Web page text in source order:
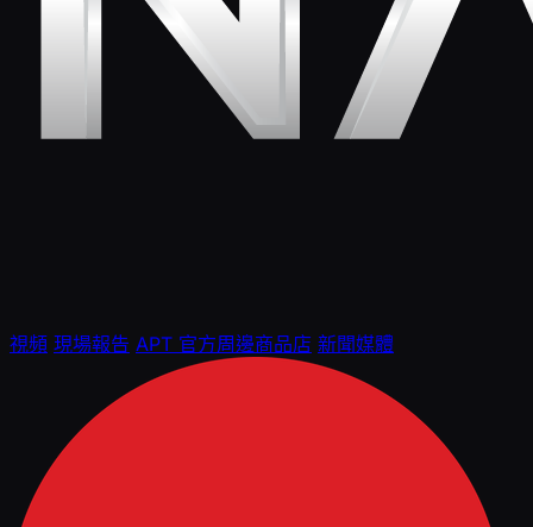
視頻 現場報告 APT 官方周邊商品店 新聞媒體